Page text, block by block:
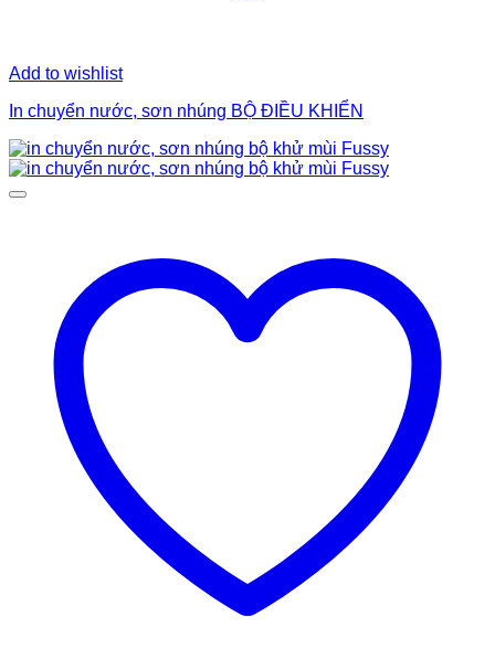
Add to wishlist
In chuyển nước, sơn nhúng BỘ ĐIỀU KHIỂN